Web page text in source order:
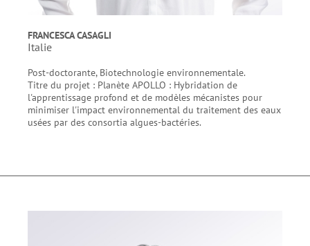
FRANCESCA CASAGLI
Italie
Post-doctorante, Biotechnologie environnementale.
Titre du projet : Planète APOLLO : Hybridation de
l'apprentissage profond et de modèles mécanistes pour
minimiser l'impact environnemental du traitement des eaux
usées par des consortia algues-bactéries.